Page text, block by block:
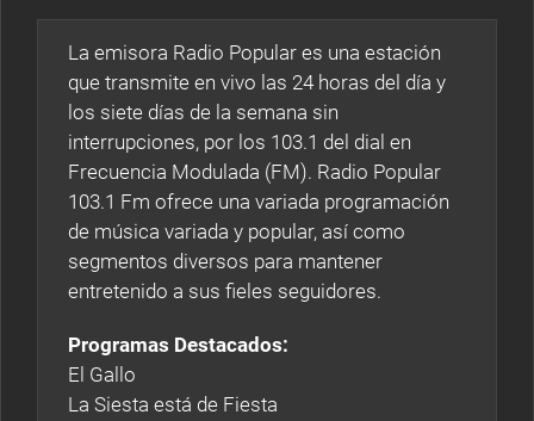
La emisora Radio Popular es una estación
que transmite en vivo las 24 horas del día y
los siete días de la semana sin
interrupciones, por los 103.1 del dial en
Frecuencia Modulada (FM). Radio Popular
103.1 Fm ofrece una variada programación
de música variada y popular, así como
segmentos diversos para mantener
entretenido a sus fieles seguidores.
Programas Destacados:
El Gallo
La Siesta está de Fiesta